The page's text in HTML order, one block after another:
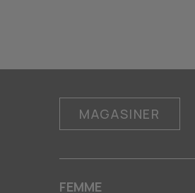
MAGASINER
FEMME